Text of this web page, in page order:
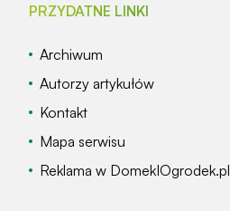
PRZYDATNE LINKI
Archiwum
Autorzy artykułów
Kontakt
Mapa serwisu
Reklama w DomekIOgrodek.pl